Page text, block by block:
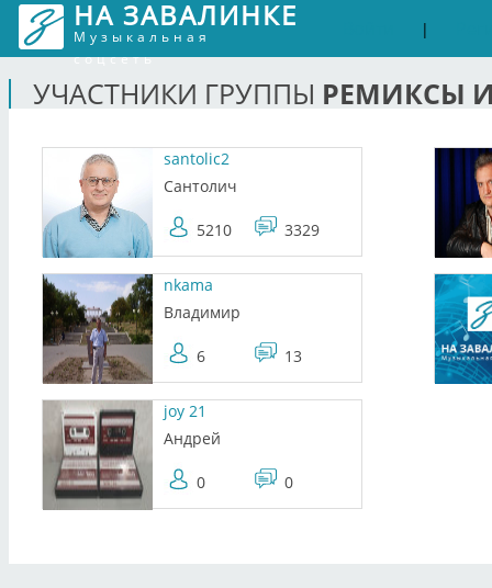
НА ЗАВАЛИНКЕ
Музыкальная
соцсеть
|
УЧАСТНИКИ ГРУППЫ РЕМИКСЫ
santolic2
Сантолич
5210 3329
nkama
Владимир
6 13
joy 21
Андрей
0 0